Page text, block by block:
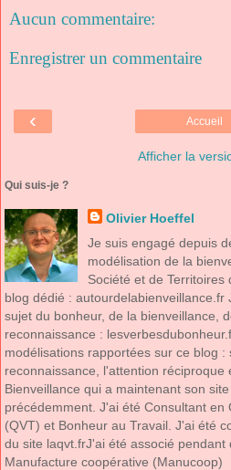
Aucun commentaire:
Enregistrer un commentaire
‹ Accueil
Afficher la
Qui suis-je ?
Olivier Hoeffel
Je suis engagé depuis
modélisation de la
Société et de Territoires
blog dédié : autourdelabienveillance.fr
sujet du bonheur, de la bienveillance,
reconnaissance :
modélisations rapportées sur ce blog :
reconnaissance, l'attention réciproque
Bienveillance qui a maintenant son
précédemment. J'ai été Consultant en
(QVT) et Bonheur au Travail. J'ai été
du site laqvt.frJ'ai été associé pendant
Manufacture coopérative (Manucoop)